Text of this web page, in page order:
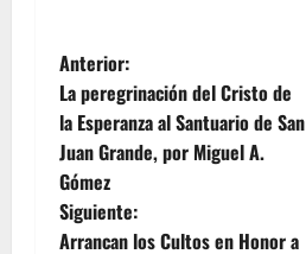
N
a
v
e
Anterior:
La peregrinación del Cristo de
la Esperanza al Santuario de San
Juan Grande, por Miguel A.
Gómez
Siguiente:
Arrancan los Cultos en Honor a